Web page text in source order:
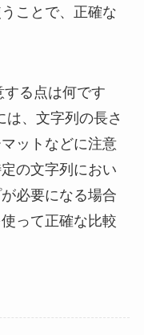
ことで、正確な
る点は何です
は、文字列の長さ
ットなどに注意
の文字列におい
必要になる場合
って正確な比較